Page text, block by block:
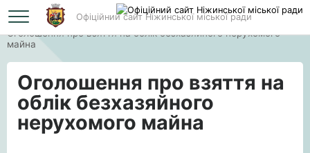
Офіційний сайт Ніжинської міської ради
Головна
Оголошення про взяття на облік безхазяйного нерухомого
майна
Оголошення про взяття на
облік безхазяйного
нерухомого майна